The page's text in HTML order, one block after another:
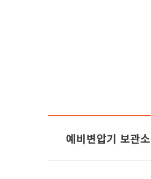
예비변압기 보관